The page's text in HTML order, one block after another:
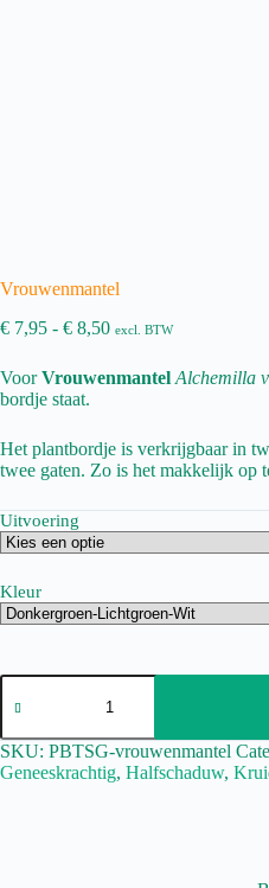
Vrouwenmantel
€ 7,95 - € 8,50Prijsklasse:
€ 8,50
excl. BTW
VoorVrouwenmantel Alchemilla
bordje staat.
Het plantbordje is verkrijgbaar in
twee gaten. Zo is het makkelijk op
Uitvoering
Kleur
SKU: PBTSG-vrouwenmantel
Geneeskrachtig, Halfschaduw,